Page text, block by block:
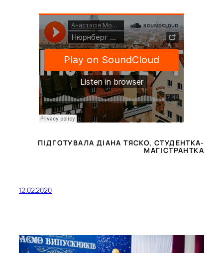
ПІДГОТУВАЛА ДІАНА ТЯСКО, СТУДЕНТКА-
МАГІСТРАНТКА
12.02.2020